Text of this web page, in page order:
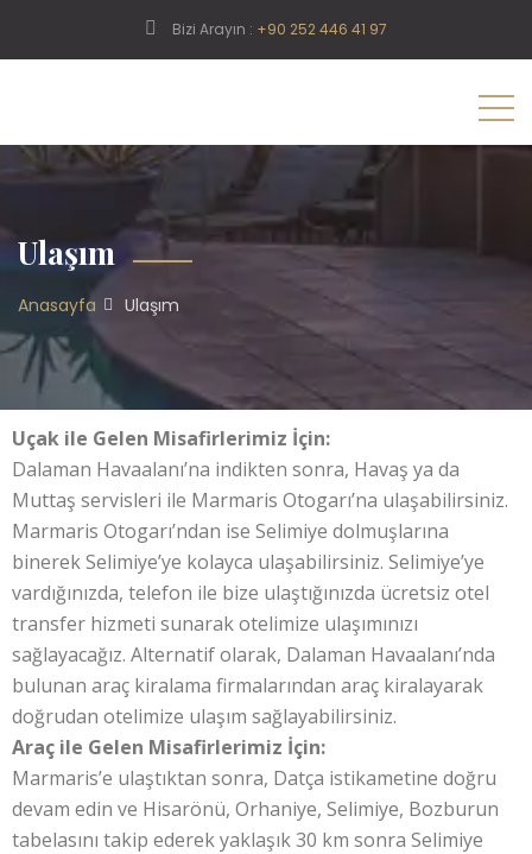
Bizi Arayın : +90 252 446 41 97
Ulaşım
Anasayfa Ulaşım
Uçak ile Gelen Misafirlerimiz İçin:
Dalaman Havaalanı’na indikten sonra, Havaş ya da
Muttaş servisleri ile Marmaris Otogarı’na ulaşabilirsiniz.
Marmaris Otogarı’ndan ise Selimiye dolmuşlarına
binerek Selimiye’ye kolayca ulaşabilirsiniz. Selimiye’ye
vardığınızda, telefon ile bize ulaştığınızda ücretsiz otel
transfer hizmeti sunarak otelimize ulaşımınızı
sağlayacağız. Alternatif olarak, Dalaman Havaalanı’nda
bulunan araç kiralama firmalarından araç kiralayarak
doğrudan otelimize ulaşım sağlayabilirsiniz.
Araç ile Gelen Misafirlerimiz İçin:
Marmaris’e ulaştıktan sonra, Datça istikametine doğru
devam edin ve Hisarönü, Orhaniye, Selimiye, Bozburun
tabelasını takip ederek yaklaşık 30 km sonra Selimiye